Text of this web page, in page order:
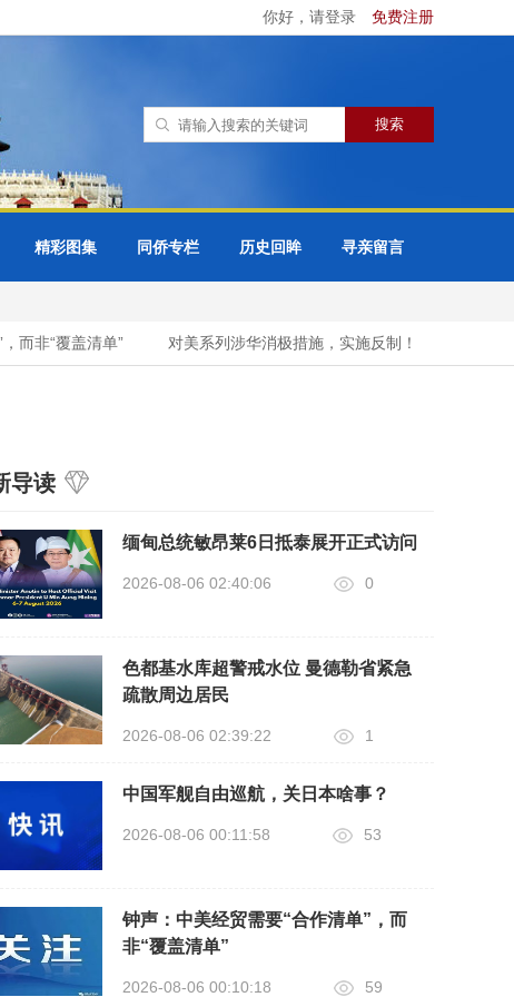
你好，请登录 免费注册
精彩图集 同侨专栏 历史回眸 寻亲留言
非“覆盖清单” 对美系列涉华消极措施，实施反制！
导读
缅甸总统敏昂莱6日抵泰展开正式访问
2026-08-06 02:40:06 0
色都基水库超警戒水位 曼德勒省紧急
疏散周边居民
2026-08-06 02:39:22 1
中国军舰自由巡航，关日本啥事？
2026-08-06 00:11:58 53
钟声：中美经贸需要“合作清单”，而
非“覆盖清单”
2026-08-06 00:10:18 59